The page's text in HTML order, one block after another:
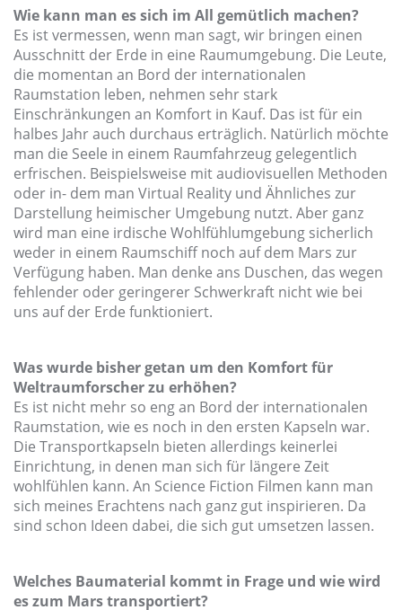
Wie kann man es sich im All gemütlich machen?
Es ist vermessen, wenn man sagt, wir bringen einen
Ausschnitt der Erde in eine Raumumgebung. Die Leute,
die momentan an Bord der internationalen
Raumstation leben, nehmen sehr stark
Einschränkungen an Komfort in Kauf. Das ist für ein
halbes Jahr auch durchaus erträglich. Natürlich möchte
man die Seele in einem Raumfahrzeug gelegentlich
erfrischen. Beispielsweise mit audiovisuellen Methoden
oder in- dem man Virtual Reality und Ähnliches zur
Darstellung heimischer Umgebung nutzt. Aber ganz
wird man eine irdische Wohlfühlumgebung sicherlich
weder in einem Raumschiff noch auf dem Mars zur
Verfügung haben. Man denke ans Duschen, das wegen
fehlender oder geringerer Schwerkraft nicht wie bei
uns auf der Erde funktioniert.
Was wurde bisher getan um den Komfort für
Weltraumforscher zu erhöhen?
Es ist nicht mehr so eng an Bord der internationalen
Raumstation, wie es noch in den ersten Kapseln war.
Die Transportkapseln bieten allerdings keinerlei
Einrichtung, in denen man sich für längere Zeit
wohlfühlen kann. An Science Fiction Filmen kann man
sich meines Erachtens nach ganz gut inspirieren. Da
sind schon Ideen dabei, die sich gut umsetzen lassen.
Welches Baumaterial kommt in Frage und wie wird
es zum Mars transportiert?